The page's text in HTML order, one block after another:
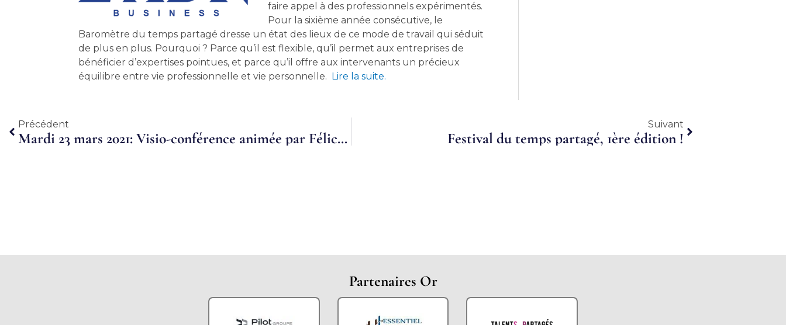
faire appel à des professionnels expérimentés.
Pour la sixième année consécutive, le
Baromètre du temps partagé dresse un état des lieux de ce mode de travail qui séduit
de plus en plus. Pourquoi ? Parce qu’il est flexible, qu’il permet aux entreprises de
bénéficier d’expertises pointues, et parce qu’il offre aux intervenants un précieux
équilibre entre vie professionnelle et vie personnelle.
Lire la suite.
Précédent
Précédent
Mardi 23 mars 2021: Visio-conférence animée par Félicita GALA, Dirigeante Associée DC Pilot en collaboration avec la CPME Haute Saône
Suivant
Festival du temps partagé, 1ère édition !
Partenaires Or